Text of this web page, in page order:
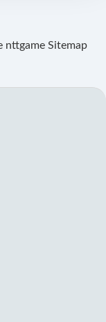
nttgame Sitemap